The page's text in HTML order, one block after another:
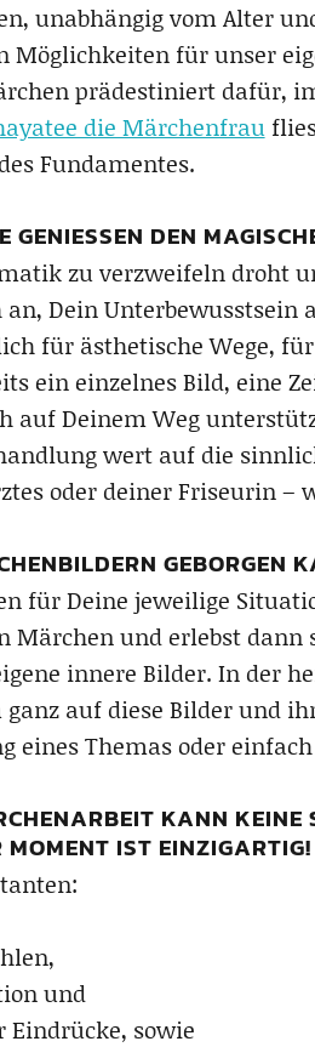
unabhängig vom Alter
Möglichkeiten für unser
prädestiniert dafür,
die Märchenfrau
Fundamentes.
DEN
zu verzweifeln droht
an, Dein
für ästhetische Wege,
ein einzelnes Bild, eine
auf Deinem Weg
wert auf die
oder deiner Friseurin –
GEBORGEN
für Deine jeweilige
Märchen und erlebst
innere Bilder. In der
auf diese Bilder und
eines Themas oder
KANN KEINE
MOMENT IST EINZIGARTIG!
und
Eindrücke, sowie